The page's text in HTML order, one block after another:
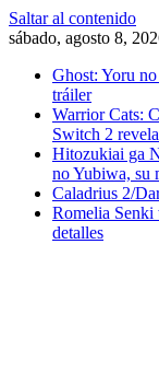
Saltar al contenido
sábado, agosto 8,
Ghost: Yoru
tráiler
Warrior Cats:
Switch 2
Hitozukiai ga
no Yubiwa, su
Caladrius 2/
Romelia Senki
detalles